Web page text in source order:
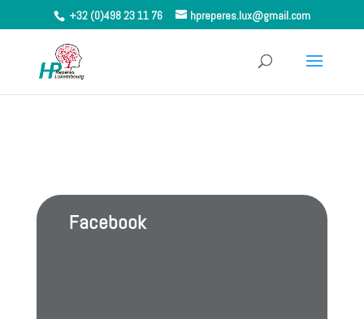
+32 (0)498 23 11 76 hpreperes.lux@gmail.com
Facebook